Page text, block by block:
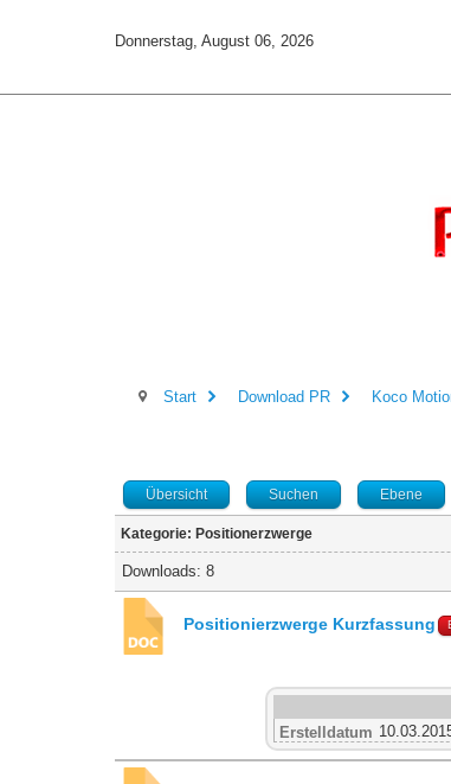
Donnerstag, August 06, 2026
Start Download PR Koco
Übersicht Suchen Ebene
Kategorie: Positionerzwerge
Downloads: 8
Positionierzwerge Kurzfassung
Erstelldatum